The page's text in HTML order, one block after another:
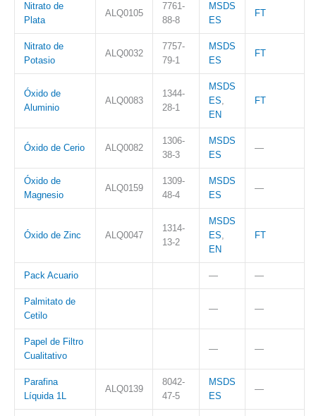
Nitrato de
Plata
ALQ0105
7761-
88-8
MSDS
ES
FT
Nitrato de
Potasio
ALQ0032
7757-
79-1
MSDS
ES
FT
Óxido de
Aluminio
ALQ0083
1344-
28-1
MSDS
ES,
EN
FT
Óxido de Cerio ALQ0082
1306-
38-3
MSDS
ES
—
Óxido de
Magnesio
ALQ0159
1309-
48-4
MSDS
ES
—
Óxido de Zinc ALQ0047
1314-
13-2
MSDS
ES,
EN
FT
Pack Acuario — —
Palmitato de
Cetilo
— —
Papel de Filtro
Cualitativo
— —
Parafina
Líquida 1L
ALQ0139
8042-
47-5
MSDS
ES
—